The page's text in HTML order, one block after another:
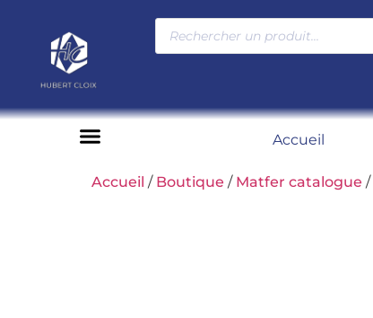
Accueil
Accueil / Boutique / Matfer catalogue /